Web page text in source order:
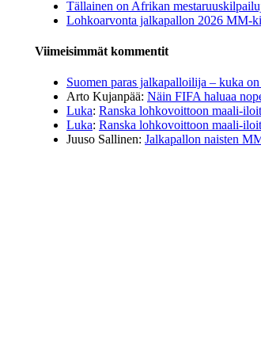
Tällainen on Afrikan
Lohkoarvonta jalkapallon 2026 MM-
Viimeisimmät kommentit
Suomen paras jalkapalloilija – kuka
Arto Kujanpää: Näin FIFA haluaa
Luka: Ranska lohkovoittoon maali-
Luka: Ranska lohkovoittoon maali-
Juuso Sallinen: Jalkapallon naisten